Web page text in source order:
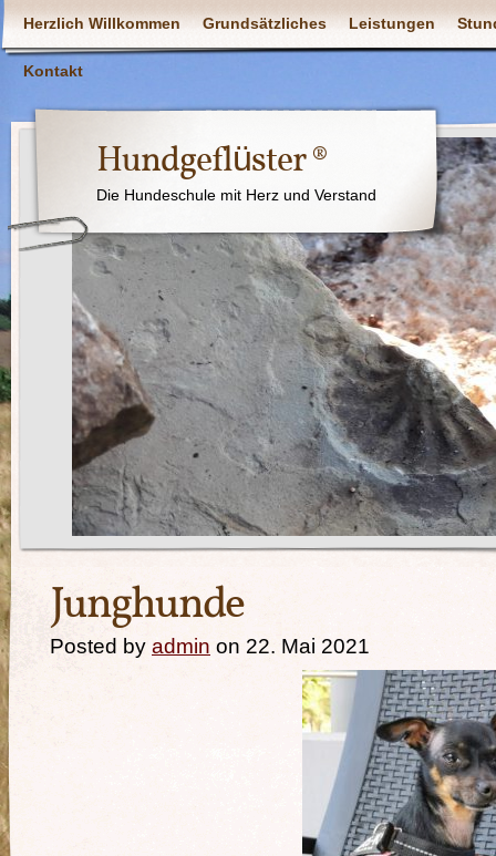
Herzlich Willkommen Grundsätzliches Leistungen
Kontakt
Hundgeflüster ®
Die Hundeschule mit Herz und Verstand
Junghunde
Posted by admin on 22. Mai 2021